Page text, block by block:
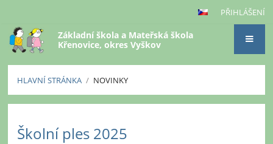
PŘIHLÁŠENÍ
Základní škola a Mateřská škola
Křenovice, okres Vyškov
HLAVNÍ STRÁNKA / NOVINKY
Školní ples 2025